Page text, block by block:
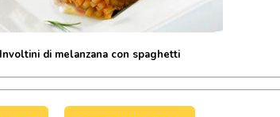
Involtini di melanzana con spaghetti